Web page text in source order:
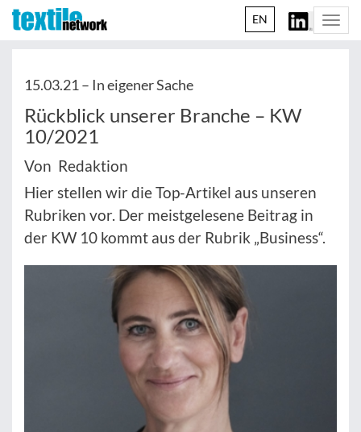
EN
15.03.21 – In eigener Sache
Rückblick unserer Branche – KW
10/2021
Von Redaktion
Hier stellen wir die Top-Artikel aus unseren
Rubriken vor. Der meistgelesene Beitrag in
der KW 10 kommt aus der Rubrik „Business“.